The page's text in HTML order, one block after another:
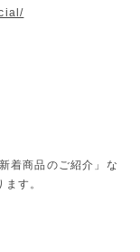
着商品のご紹介」な
す。